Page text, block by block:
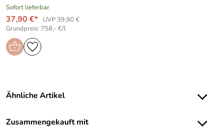
Sofort lieferbar
37,90 €*
UVP 39,90 €
Grundpreis: 758,- €/l
Ähnliche Artikel
Zusammengekauft mit